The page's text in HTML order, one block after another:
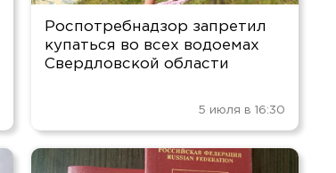
Роспотребнадзор запретил
купаться во всех водоемах
Свердловской области
5 июля в 16:30